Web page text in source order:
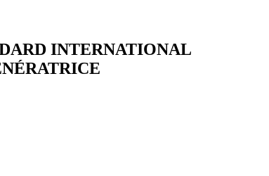
STANDARD